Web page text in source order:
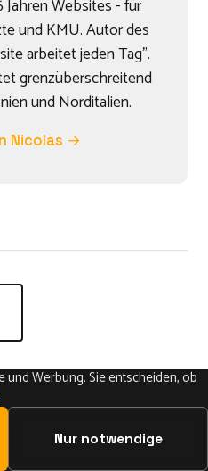
Jahren Websites - für
und KMU. Autor des
arbeitet jeden Tag".
grenzüberschreitend
und Norditalien.
Nicolas →
Werbung. Sie entscheiden, ob
Nur notwendige